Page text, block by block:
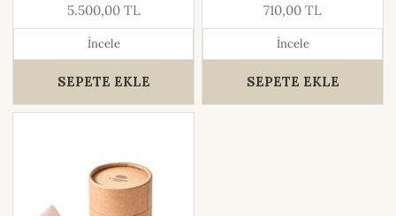
5.500,00 TL
İncele
SEPETE EKLE
710,00 TL
İncele
SEPETE EKLE